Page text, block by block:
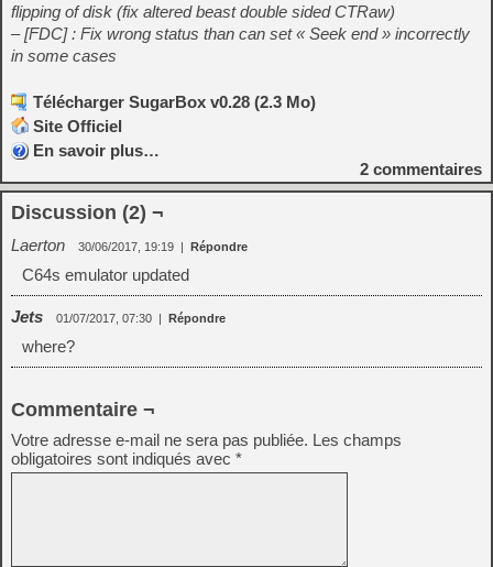
flipping of disk (fix altered beast double sided CTRaw)
– [FDC] : Fix wrong status than can set « Seek end » incorrectly
in some cases
Télécharger SugarBox v0.28 (2.3 Mo)
Site Officiel
En savoir plus…
2 commentaires
Discussion (2) ¬
Laerton 30/06/2017, 19:19 | Répondre
C64s emulator updated
Jets 01/07/2017, 07:30 | Répondre
where?
Commentaire ¬
Votre adresse e-mail ne sera pas publiée. Les champs
obligatoires sont indiqués avec *